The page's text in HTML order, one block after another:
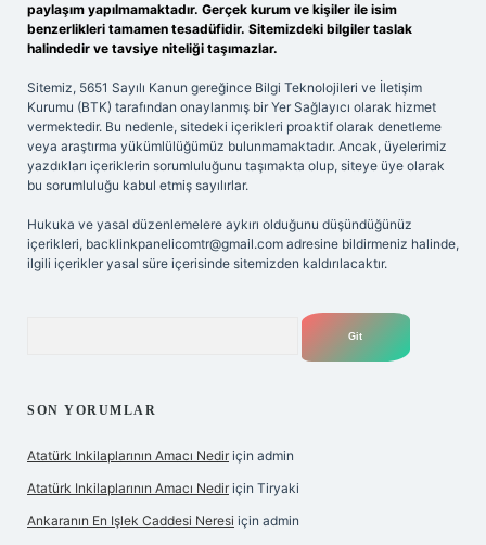
paylaşım yapılmamaktadır. Gerçek kurum ve kişiler ile isim
benzerlikleri tamamen tesadüfidir. Sitemizdeki bilgiler taslak
halindedir ve tavsiye niteliği taşımazlar.
Sitemiz, 5651 Sayılı Kanun gereğince Bilgi Teknolojileri ve İletişim
Kurumu (BTK) tarafından onaylanmış bir Yer Sağlayıcı olarak hizmet
vermektedir. Bu nedenle, sitedeki içerikleri proaktif olarak denetleme
veya araştırma yükümlülüğümüz bulunmamaktadır. Ancak, üyelerimiz
yazdıkları içeriklerin sorumluluğunu taşımakta olup, siteye üye olarak
bu sorumluluğu kabul etmiş sayılırlar.
Hukuka ve yasal düzenlemelere aykırı olduğunu düşündüğünüz
içerikleri, backlinkpanelicomtr@gmail.com adresine bildirmeniz halinde,
ilgili içerikler yasal süre içerisinde sitemizden kaldırılacaktır.
SON YORUMLAR
Atatürk Inkilaplarının Amacı Nedir için admin
Atatürk Inkilaplarının Amacı Nedir için Tiryaki
Ankaranın En Işlek Caddesi Neresi için admin